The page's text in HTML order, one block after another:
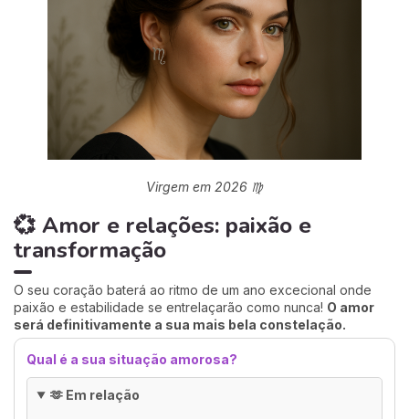
Virgem em 2026 ♍
💞 Amor e relações: paixão e
transformação
O seu coração baterá ao ritmo de um ano excecional onde
paixão e estabilidade se entrelaçarão como nunca! O amor
será definitivamente a sua mais bela constelação.
Qual é a sua situação amorosa?
🫶 Em relação